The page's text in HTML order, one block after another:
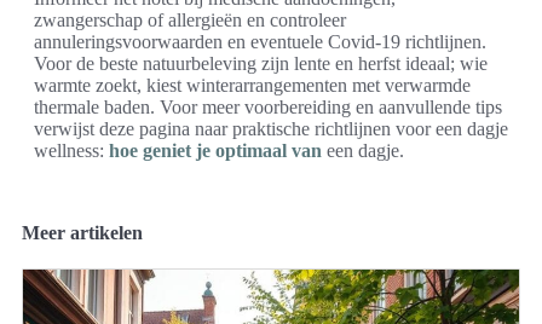
zwangerschap of allergieën en controleer
annuleringsvoorwaarden en eventuele Covid-19 richtlijnen.
Voor de beste natuurbeleving zijn lente en herfst ideaal; wie
warmte zoekt, kiest winterarrangementen met verwarmde
thermale baden. Voor meer voorbereiding en aanvullende tips
verwijst deze pagina naar praktische richtlijnen voor een dagje
wellness: hoe geniet je optimaal van een dagje.
Meer artikelen